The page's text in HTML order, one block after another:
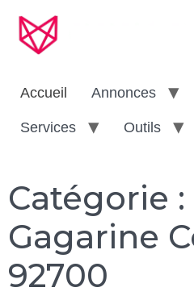
Accueil Annonces
Services Outils
Catégorie :
Gagarine
92700